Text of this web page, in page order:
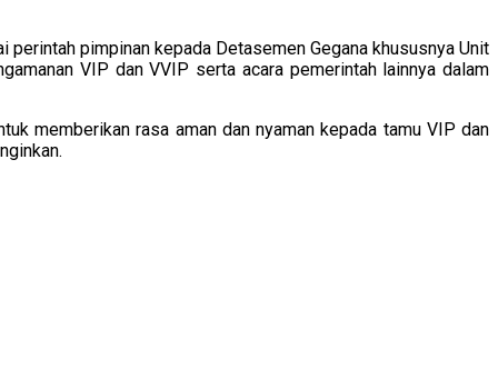
pimpinan kepada Detasemen Gegana khususnya Unit
VIP dan VVIP serta acara pemerintah lainnya dalam
memberikan rasa aman dan nyaman kepada tamu VIP dan